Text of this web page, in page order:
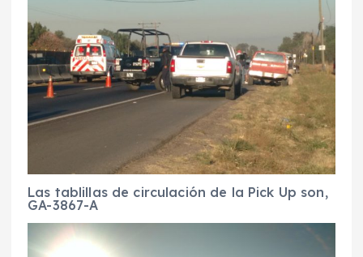
Las tablillas de circulación de la Pick Up son,
GA-3867-A